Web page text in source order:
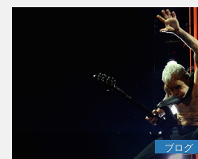
ブログ